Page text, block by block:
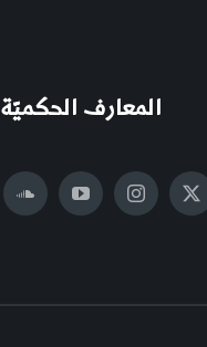
المعارف الحكميّة